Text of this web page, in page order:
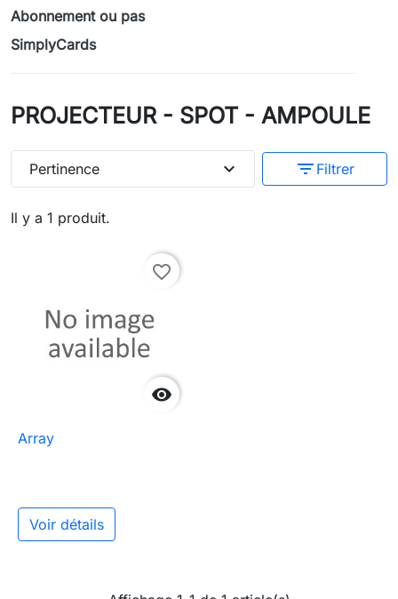
Abonnement ou pas
SimplyCards
PROJECTEUR - SPOT - AMPOULE
Il y a 1 produit.
Pertinence expand_more filter_list Filtrer

favorite_border
Array
Voir détails